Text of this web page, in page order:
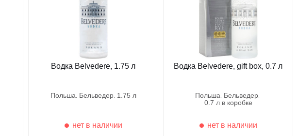
Водка Belvedere, 1.75 л
польша бельведер 1.75 л
нет в наличии
Водка Belvedere, gift box, 0.7 л
польша
бельведер
0.7 л в коробке
нет в наличии